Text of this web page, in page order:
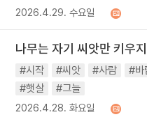
2026.4.29. 수요일
나무는 자기 씨앗만 키우
#시작 #씨앗 #사람 #바
#햇살
#그늘
2026.4.28. 화요일